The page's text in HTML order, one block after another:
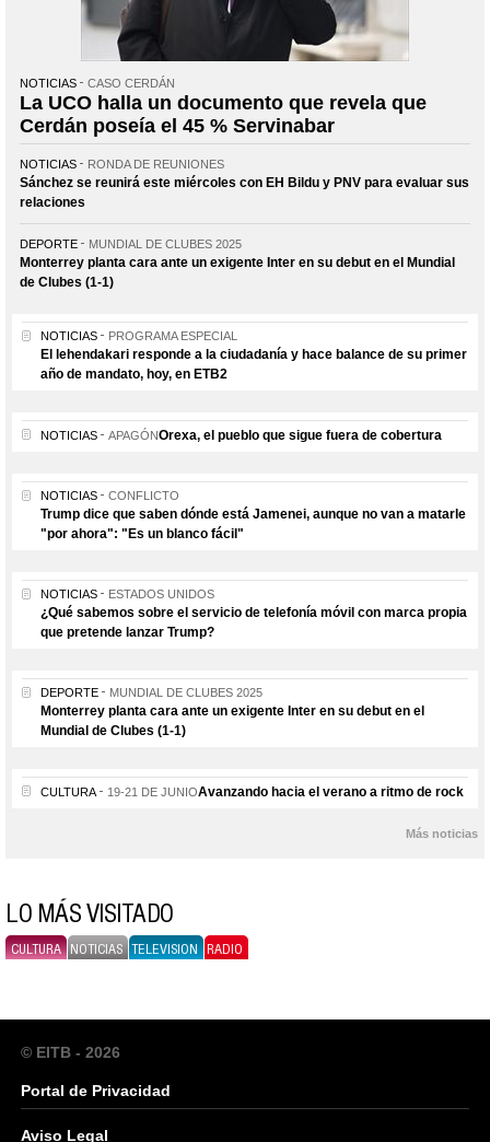
NOTICIAS CASO CERDÁN
La UCO halla un documento que revela que
Cerdán poseía el 45 % Servinabar
NOTICIAS RONDA DE REUNIONES
Sánchez se reunirá este miércoles con EH Bildu y PNV para evaluar sus
relaciones
DEPORTE MUNDIAL DE CLUBES 2025
Monterrey planta cara ante un exigente Inter en su debut en el Mundial
de Clubes (1-1)
NOTICIAS PROGRAMA ESPECIAL
El lehendakari responde a la ciudadanía y hace balance de su primer
año de mandato, hoy, en ETB2
NOTICIAS APAGÓNOrexa, el pueblo que sigue fuera de cobertura
NOTICIAS CONFLICTO
Trump dice que saben dónde está Jamenei, aunque no van a matarle
"por ahora": "Es un blanco fácil"
NOTICIAS ESTADOS UNIDOS
¿Qué sabemos sobre el servicio de telefonía móvil con marca propia
que pretende lanzar Trump?
DEPORTE MUNDIAL DE CLUBES 2025
Monterrey planta cara ante un exigente Inter en su debut en el
Mundial de Clubes (1-1)
CULTURA 19-21 DE JUNIOAvanzando hacia el verano a ritmo de rock
Más noticias
LO MÁS VISITADO
CULTURA NOTICIAS TELEVISION RADIO
© EITB - 2026
Portal de Privacidad
Aviso Legal